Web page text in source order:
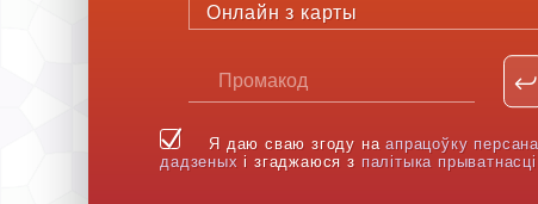
Онлайн з карты
Я даю сваю згоду наапрацоўку
дадзеных і згаджаюся з палітыка прыватнасці